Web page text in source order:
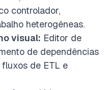
controlador,
heterogêneas.
visual: Editor de
de dependências
de ETL e